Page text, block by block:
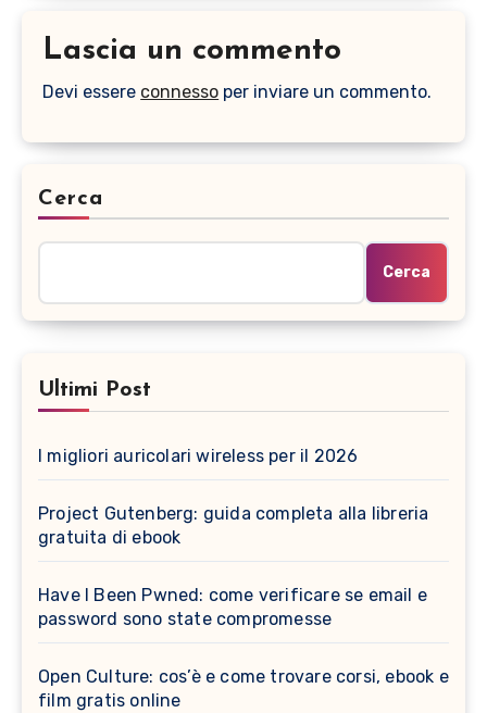
Lascia un commento
Devi essere connesso per inviare un commento.
Cerca
Cerca
Ultimi Post
I migliori auricolari wireless per il 2026
Project Gutenberg: guida completa alla libreria
gratuita di ebook
Have I Been Pwned: come verificare se email e
password sono state compromesse
Open Culture: cos’è e come trovare corsi, ebook e
film gratis online